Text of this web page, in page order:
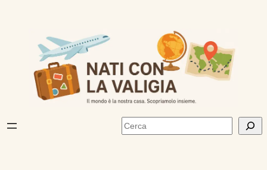
contenuto
Cerca